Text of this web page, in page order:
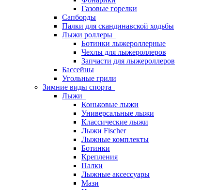
Газовые горелки
Сапборды
Палки для скандинавской ходьбы
Лыжи роллеры
Ботинки лыжероллерные
Чехлы для лыжероллеров
Запчасти для лыжероллеров
Бассейны
Угольные грили
Зимние виды спорта
Лыжи
Коньковые лыжи
Универсальные лыжи
Классические лыжи
Лыжи Fischer
Лыжные комплекты
Ботинки
Крепления
Палки
Лыжные аксессуары
Мази